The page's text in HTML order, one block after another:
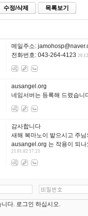
수정/삭제 목록보기
메일주소:
전화번호: 043-264-4123
ausangel.org
네임서버는 등록해 드렸습니
감사합니다
새해 복마노이 밭으시고 주
ausangel.org 는 작용이 되
21.01.02 17:21